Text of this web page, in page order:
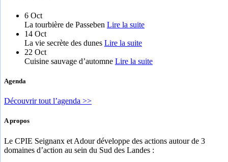
6 Oct
La tourbière de Passeben Lire la suite
14 Oct
La vie secrète des dunes Lire la suite
22 Oct
Cuisine sauvage d’automne Lire la suite
Agenda
Découvrir tout l’agenda >>
A propos
Le CPIE Seignanx et Adour développe des actions autour de 3
domaines d’action au sein du Sud des Landes :